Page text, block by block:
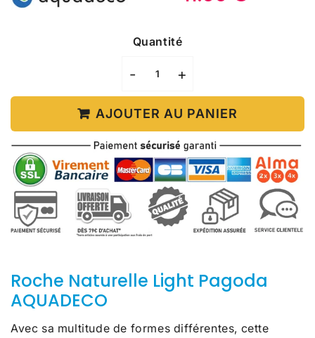
Quantité
- +
AJOUTER AU PANIER
Roche Naturelle Light Pagoda
AQUADECO
Avec sa multitude de formes différentes, cette